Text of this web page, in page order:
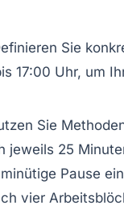
Sie
17:00 Uhr, um
Sie
jeweils 25
Pause
vier